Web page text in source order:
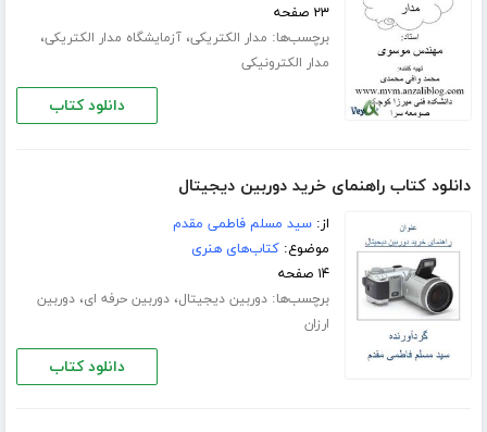
۲۳ صفحه
برچسب‌ها: مدار الکتریکی،آزمایشگاه مدار الکتریکی،
مدار الکترونیکی
دانلود کتاب
دانلود کتاب راهنمای خرید دوربین‌ دیجیتال
از:سید مسلم فاطمی مقدم
موضوع:کتاب‌های هنری
۱۴ صفحه
برچسب‌ها:دوربین دیجیتال،دوربین حرفه ای،دوربین
ارزان
دانلود کتاب